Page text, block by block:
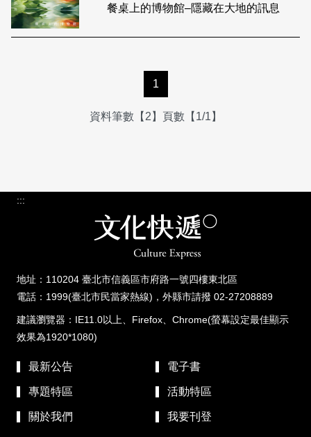
餐桌上的博物館–隱藏在大地的訊息
1
資料筆數【2】頁數【1/1】
:::
地址：110204 臺北市信義區市府路一號四樓東北區
電話：1999(臺北市民當家熱線)，外縣市請撥 02-27208889
建議瀏覽器：IE11.0以上、Firefox、Chrome(螢幕設定最佳顯示
效果為1920*1080)
最新公告 電子書
專題特區 活動特區
關於我們 我要刊登